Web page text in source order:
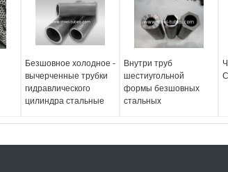
Безшовное холодное -
вычерченные трубки
гидравлического
цилиндра стальные
Внутри труб
шестиугольной
формы безшовных
стальных